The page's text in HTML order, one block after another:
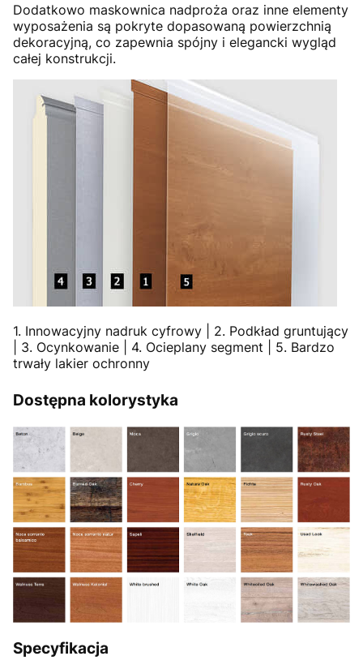
Dodatkowo maskownica nadproża oraz inne elementy
wyposażenia są pokryte dopasowaną powierzchnią
dekoracyjną, co zapewnia spójny i elegancki wygląd
całej konstrukcji.
1. Innowacyjny nadruk cyfrowy | 2. Podkład gruntujący
| 3. Ocynkowanie | 4. Ocieplany segment | 5. Bardzo
trwały lakier ochronny
Dostępna kolorystyka
Specyfikacja